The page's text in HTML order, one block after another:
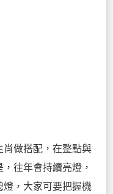
肖做搭配，在整點與
往年會持續亮燈，
，大家可要把握機